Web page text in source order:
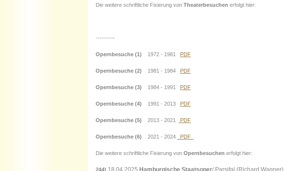
Die weitere schriftliche Fixierung von Theaterbesuchen erfolgt hier:
----------
Opernbesuche (1) 1972 - 1981 PDF
Opernbesuche (2) 1981 - 1984 PDF
Opernbesuche (3) 1984 - 1991 PDF
Opernbesuche (4) 1991 - 2013 PDF
Opernbesuche (5) 2013 - 2021 PDF
Opernbesuche (6) 2021 - 2024 PDF
Die weitere schriftliche Fixierung von Opernbesuchen erfolgt hier:
244) 18.04.2025 Hamburgische Staatsoper/ Parsifal (Richard Wagner)